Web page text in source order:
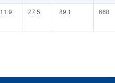
11.9 27.5 89.1 668